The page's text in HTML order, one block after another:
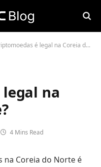
é legal na Coreia do Norte?
na
4 Mins Read
na Coreia do Norte é